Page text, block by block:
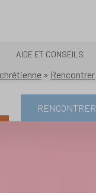
AIDE ET CONSEILS
» Rencontrer
RENCONTRER